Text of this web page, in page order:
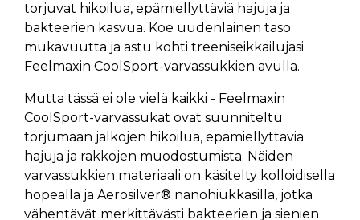
torjuvat hikoilua, epämiellyttäviä hajuja ja
bakteerien kasvua. Koe uudenlainen taso
mukavuutta ja astu kohti treeniseikkailujasi
Feelmaxin CoolSport-varvassukkien avulla.
Mutta tässä ei ole vielä kaikki - Feelmaxin
CoolSport-varvassukat ovat suunniteltu
torjumaan jalkojen hikoilua, epämiellyttäviä
hajuja ja rakkojen muodostumista. Näiden
varvassukkien materiaali on käsitelty kolloidisella
hopealla ja Aerosilver® nanohiukkasilla, jotka
vähentävät merkittävästi bakteerien ja sienien